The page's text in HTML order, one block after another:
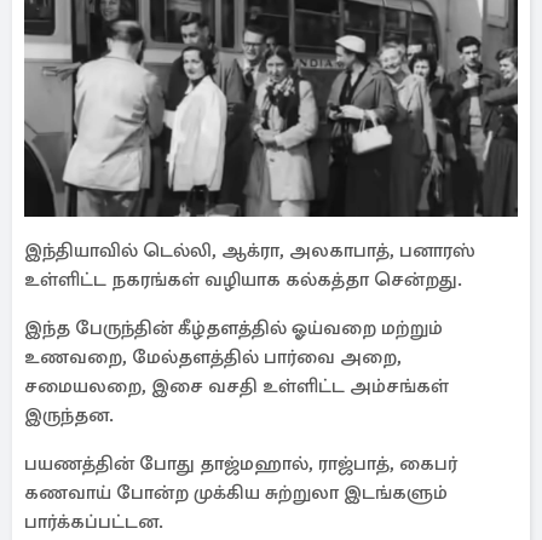
இந்தியாவில் டெல்லி, ஆக்ரா, அலகாபாத், பனாரஸ்
உள்ளிட்ட நகரங்கள் வழியாக கல்கத்தா சென்றது.
இந்த பேருந்தின் கீழ்தளத்தில் ஓய்வறை மற்றும்
உணவறை, மேல்தளத்தில் பார்வை அறை,
சமையலறை, இசை வசதி உள்ளிட்ட அம்சங்கள்
இருந்தன.
பயணத்தின் போது தாஜ்மஹால், ராஜ்பாத், கைபர்
கணவாய் போன்ற முக்கிய சுற்றுலா இடங்களும்
பார்க்கப்பட்டன.